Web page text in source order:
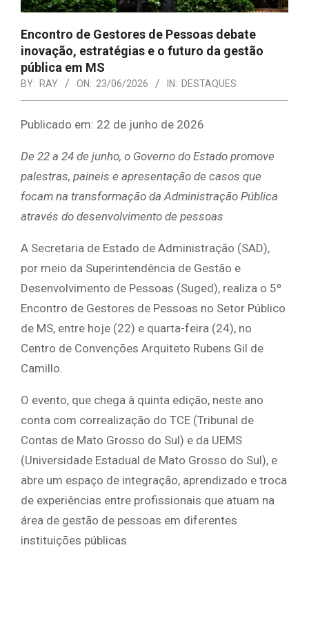
Encontro de Gestores de Pessoas debate
inovação, estratégias e o futuro da gestão
pública em MS
BY: RAY ON: 23/06/2026 IN: DESTAQUES
Publicado em: 22 de junho de 2026
De 22 a 24 de junho, o Governo do Estado promove
palestras, paineis e apresentação de casos que
focam na transformação da Administração Pública
através do desenvolvimento de pessoas
A Secretaria de Estado de Administração (SAD),
por meio da Superintendência de Gestão e
Desenvolvimento de Pessoas (Suged), realiza o 5º
Encontro de Gestores de Pessoas no Setor Público
de MS, entre hoje (22) e quarta-feira (24), no
Centro de Convenções Arquiteto Rubens Gil de
Camillo.
O evento, que chega à quinta edição, neste ano
conta com correalização do TCE (Tribunal de
Contas de Mato Grosso do Sul) e da UEMS
(Universidade Estadual de Mato Grosso do Sul), e
abre um espaço de integração, aprendizado e troca
de experiências entre profissionais que atuam na
área de gestão de pessoas em diferentes
instituições públicas.